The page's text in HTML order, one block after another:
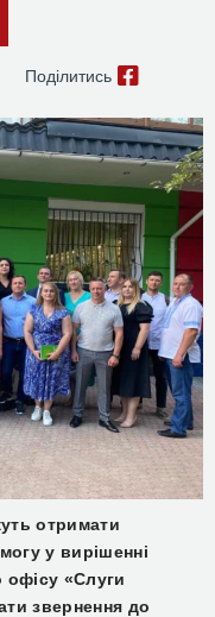
Поділитись
отримати
у вирішенні
офісу «Слуги
звернення до